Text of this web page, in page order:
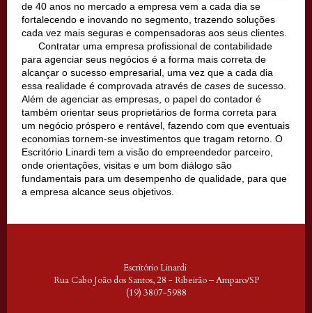
de 40 anos no mercado a empresa vem a cada dia se
fortalecendo e inovando no segmento, trazendo soluções
cada vez mais seguras e compensadoras aos seus clientes.
Contratar uma empresa profissional de contabilidade
para agenciar seus negócios é a forma mais correta de
alcançar o sucesso empresarial, uma vez que a cada dia
essa realidade é comprovada através decases de sucesso.
Além de agenciar as empresas, o papel do contador é
também orientar seus proprietários de forma correta para
um negócio próspero e rentável, fazendo com que eventuais
economias tornem-se investimentos que tragam retorno. O
Escritório Linardi tem a visão do empreendedor parceiro,
onde orientações, visitas e um bom diálogo são
fundamentais para um desempenho de qualidade, para que
a empresa alcance seus objetivos.
Escritório Linardi
Rua Cabo João dos Santos, 28 - Ribeirão – Amparo/SP
(19) 3807-5988